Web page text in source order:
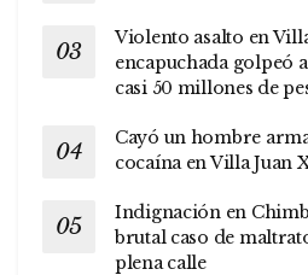
Violento asalto en
encapuchada golpeó
casi 50 millones de
Cayó un hombre
cocaína en Villa Juan
Indignación en
brutal caso de
plena calle